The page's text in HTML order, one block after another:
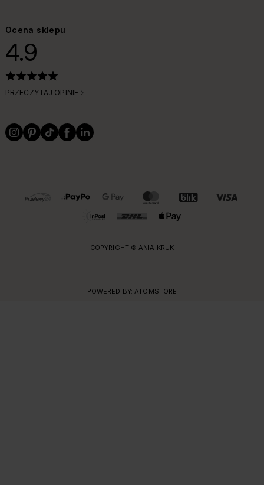
Ocena sklepu
4.9
PRZECZYTAJ OPINIE
OBSŁUGIWANE FORMY PŁATNOŚCI I DOSTAWY
COPYRIGHT © ANIA KRUK
POWERED BY: ATOMSTORE